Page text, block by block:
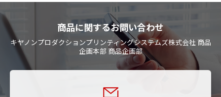
商品に関するお問い合わせ
キヤノンプロダクションプリンティングシステムズ株式会社 商品
企画本部 商品企画部